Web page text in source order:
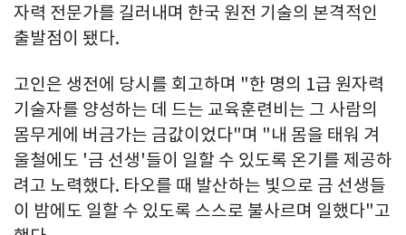
자력 전문가를 길러내며 한국 원전 기술의 본격적인
출발점이 됐다.
고인은 생전에 당시를 회고하며 "한 명의 1급 원자력
기술자를 양성하는 데 드는 교육훈련비는 그 사람의
몸무게에 버금가는 금값이었다"며 "내 몸을 태워 겨
울철에도 '금 선생'들이 일할 수 있도록 온기를 제공하
려고 노력했다. 타오를 때 발산하는 빛으로 금 선생들
이 밤에도 일할 수 있도록 스스로 불사르며 일했다"고